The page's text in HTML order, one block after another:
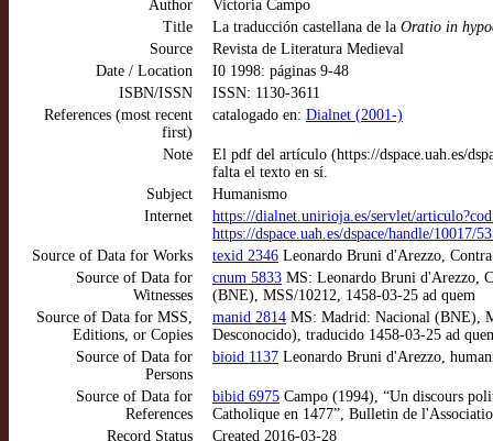
Author
Victoria Campo
Title
La traducción castellana de la Oratio in
Source
Revista de Literatura Medieval
Date / Location
I0 1998: páginas 9-48
ISBN/ISSN
ISSN: 1130-3611
References (most recent
first)
catalogado en: Dialnet (2001-)
Note
El pdf del artículo (https://dspace.uah.es/
falta el texto en sí.
Subject
Humanismo
Internet
https://dialnet.unirioja.es/servlet/
https://dspace.uah.es/dspace/handle/10017/
Source of Data for Works
texid 2346 Leonardo Bruni d'Arezzo,
Source of Data for
Witnesses
cnum 5833 MS: Leonardo Bruni d'Arezzo,
(BNE), MSS/10212, 1458-03-25 ad quem
Source of Data for MSS,
Editions, or Copies
manid 2814 MS: Madrid: Nacional (BNE),
Desconocido), traducido 1458-03-25 ad
Source of Data for
Persons
bioid 1137 Leonardo Bruni d'Arezzo,
Source of Data for
References
bibid 6975 Campo (1994), “Un discours
Catholique en 1477”, Bulletin de
Record Status
Created 2016-03-28